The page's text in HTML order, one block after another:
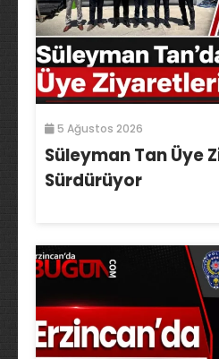
5 Ağustos 2026
Süleyman Tan Üye
Sürdürüyor